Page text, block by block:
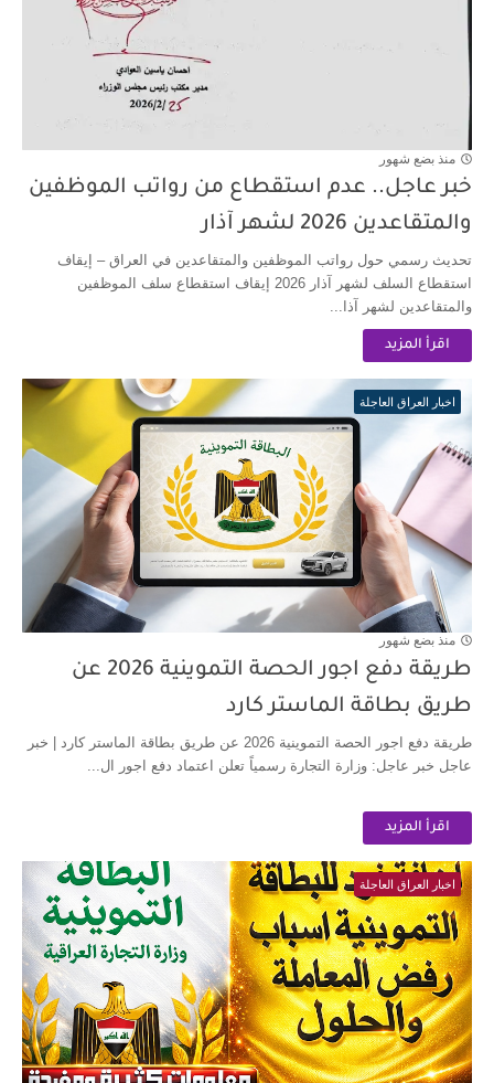
منذ بضع شهور
خبر عاجل.. عدم استقطاع من رواتب الموظفين
والمتقاعدين 2026 لشهر آذار
تحديث رسمي حول رواتب الموظفين والمتقاعدين في العراق – إيقاف
استقطاع السلف لشهر آذار 2026 إيقاف استقطاع سلف الموظفين
والمتقاعدين لشهر آذا...
اقرأ المزيد
اخبار العراق العاجلة
منذ بضع شهور
طريقة دفع اجور الحصة التموينية 2026 عن
طريق بطاقة الماستر كارد
طريقة دفع اجور الحصة التموينية 2026 عن طريق بطاقة الماستر كارد | خبر
عاجل خبر عاجل: وزارة التجارة رسمياً تعلن اعتماد دفع اجور ال...
اقرأ المزيد
اخبار العراق العاجلة